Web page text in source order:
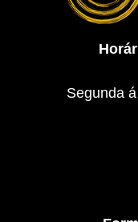
Segunda